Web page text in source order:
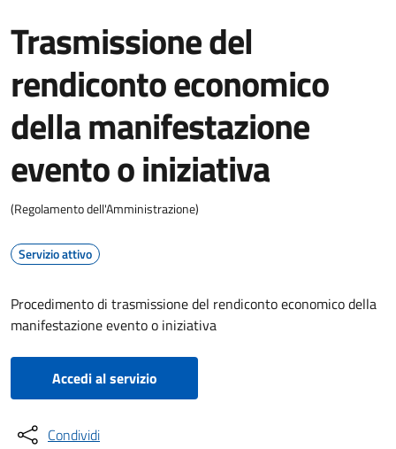
Trasmissione del
rendiconto economico
della manifestazione
evento o iniziativa
(Regolamento dell'Amministrazione)
Servizio attivo
Procedimento di trasmissione del rendiconto economico della
manifestazione evento o iniziativa
Accedi al servizio
Condividi